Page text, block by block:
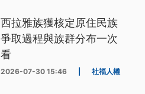
西拉雅族獲核定原住民族
爭取過程與族群分布一次
看
2026-07-30 15:46 社福人權